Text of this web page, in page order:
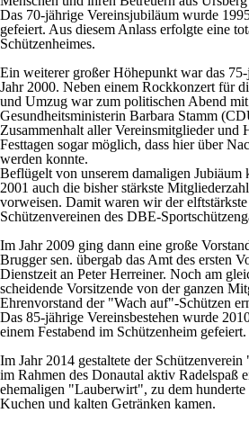
Das 70-jährige Vereinsjubiläum wurde
gefeiert. Aus diesem Anlass erfolgte eine
Schützenheimes.
Ein weiterer großer Höhepunkt war das
Jahr 2000. Neben einem Rockkonzert für
und Umzug war zum politischen Abend
Gesundheitsministerin Barbara Stamm
Zusammenhalt aller Vereinsmitglieder und
Festtagen sogar möglich, dass hier über
werden konnte.
Beflügelt von unserem damaligen Jubiäum
2001 auch die bisher stärkste
vorweisen. Damit waren wir der
Schützenvereinen des DBE-
Im Jahr 2009 ging dann eine große
Brugger sen. übergab das Amt des ersten
Dienstzeit an Peter Herreiner. Noch am
scheidende Vorsitzende von der ganzen
Ehrenvorstand der "Wach auf"-Schützen
Das 85-jährige Vereinsbestehen wurde
einem Festabend im Schützenheim gefeiert.
Im Jahr 2014 gestaltete der
im Rahmen des Donautal aktiv Radelspaß
ehemaligen "Lauberwirt", zu dem
Kuchen und kalten Getränken kamen.